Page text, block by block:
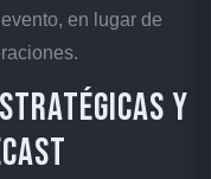
en lugar de
y